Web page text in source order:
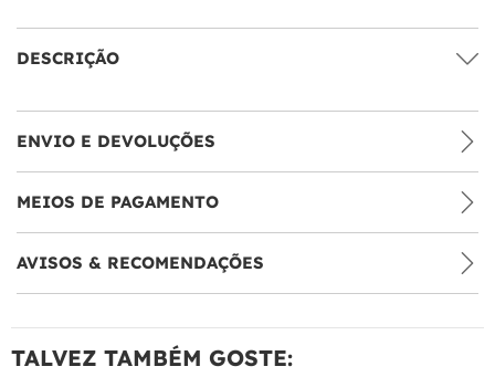
DESCRIÇÃO
ENVIO E DEVOLUÇÕES
MEIOS DE PAGAMENTO
AVISOS & RECOMENDAÇÕES
TALVEZ TAMBÉM GOSTE: